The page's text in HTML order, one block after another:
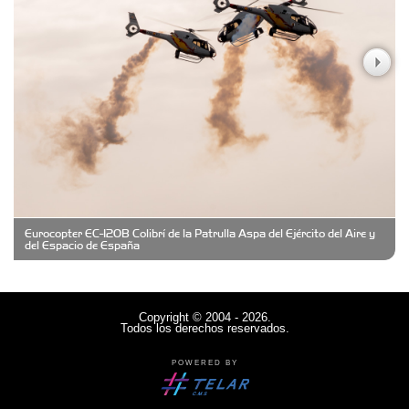
Casa Berta
Clima Castelar
CONSERVAS YAMASIRO
Cubanico´s - Cubanitos Rellenos!
Denisi Market
Eurocopter EC-120B Colibrí de la Patrulla Aspa del Ejército del Aire y
del Espacio de España
Copyright © 2004 - 2026.
Todos los derechos reservados.
POWERED BY